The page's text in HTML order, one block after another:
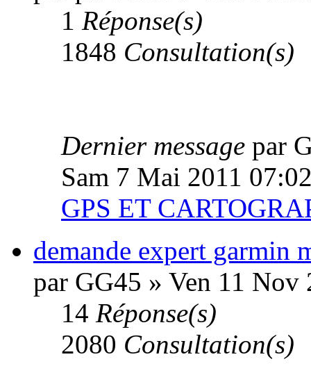
1 Réponse(s)
1848 Consultation(s)
Dernier message par
Sam 7 Mai 2011
GPS ET
demande expert garmin
par GG45 » Ven 11 Nov
14 Réponse(s)
2080 Consultation(s)